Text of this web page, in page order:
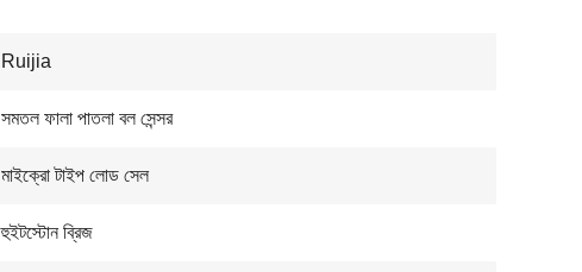
Ruijia
সমতল ফালা পাতলা বল সেন্সর
মাইক্রো টাইপ লোড সেল
হুইটস্টোন ব্রিজ